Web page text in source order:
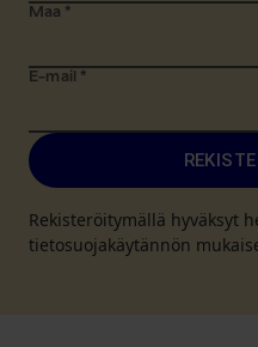
Maa *
E-mail *
Rekisteröitymällä hyväksyt
tietosuojakäytännön